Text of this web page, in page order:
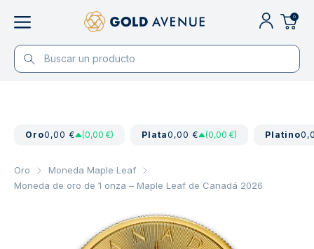
0
Oro0,00 € (0,00 €) Plata0,00 € (0,00 €) Platino
Oro
Moneda Maple Leaf
Moneda de oro de 1 onza – Maple Leaf de Canadá 2026